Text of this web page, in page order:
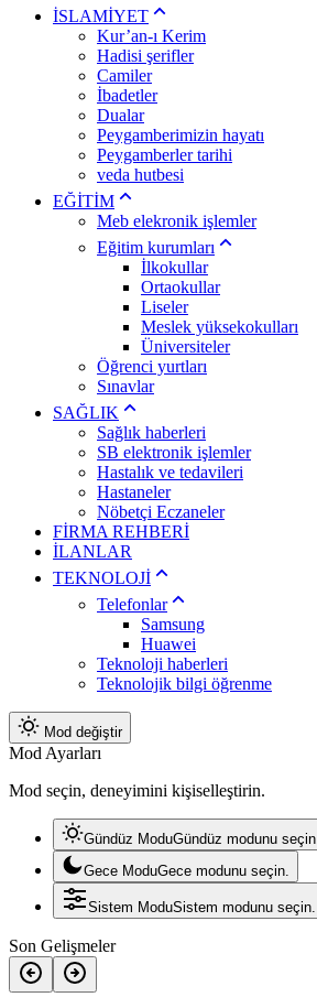
İSLAMİYET
Kur’an-ı Kerim
Hadisi şerifler
Camiler
İbadetler
Dualar
Peygamberimizin hayatı
Peygamberler tarihi
veda hutbesi
EĞİTİM
Meb elekronik işlemler
Eğitim kurumları
İlkokullar
Ortaokullar
Liseler
Meslek yüksekokulları
Üniversiteler
Öğrenci yurtları
Sınavlar
SAĞLIK
Sağlık haberleri
SB elektronik işlemler
Hastalık ve tedavileri
Hastaneler
Nöbetçi Eczaneler
FİRMA REHBERİ
İLANLAR
TEKNOLOJİ
Telefonlar
Samsung
Huawei
Teknoloji haberleri
Teknolojik bilgi öğrenme
Mod değiştir
Mod Ayarları
Mod seçin, deneyimini kişiselleştirin.
Gündüz ModuGündüz modunu seçin.
Gece ModuGece modunu seçin.
Sistem ModuSistem modunu seçin.
Son Gelişmeler